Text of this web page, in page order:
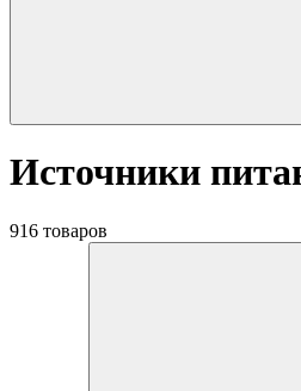
Источники
916 товаров